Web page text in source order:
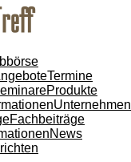
Termine
Produkte
Unternehmen
Fachbeiträge
News